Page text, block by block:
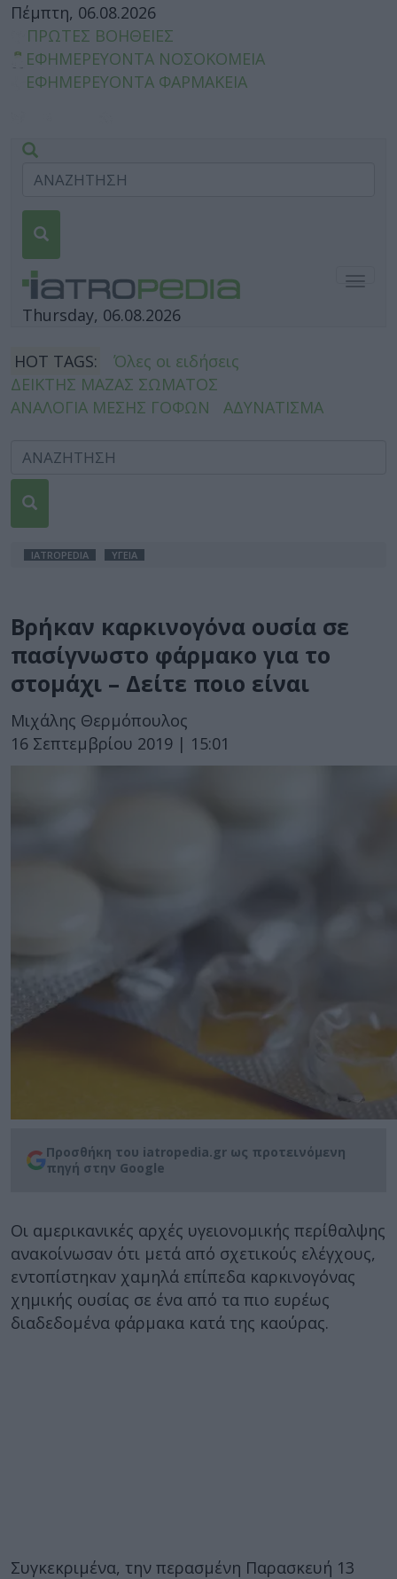
Πέμπτη, 06.08.2026
ΠΡΩΤΕΣ ΒΟΗΘΕΙΕΣ
ΕΦΗΜΕΡΕΥΟΝΤΑ ΝΟΣΟΚΟΜΕΙΑ
ΕΦΗΜΕΡΕΥΟΝΤΑ ΦΑΡΜΑΚΕΙΑ
Thursday, 06.08.2026
HOT TAGS:
Όλες οι ειδήσεις
ΔΕΙΚΤΗΣ ΜΑΖΑΣ ΣΩΜΑΤΟΣ
ΑΝΑΛΟΓΙΑ ΜΕΣΗΣ ΓΟΦΩΝ
ΑΔΥΝΑΤΙΣΜΑ
IATROPEDIA ΥΓΕΙΑ
Βρήκαν καρκινογόνα ουσία σε
πασίγνωστο φάρμακο για το
στομάχι – Δείτε ποιο είναι
Μιχάλης Θερμόπουλος
16 Σεπτεμβρίου 2019 | 15:01
Προσθήκη του iatropedia.gr ως προτεινόμενη
πηγή στην Google
Οι αμερικανικές αρχές υγειονομικής περίθαλψης
ανακοίνωσαν ότι μετά από σχετικούς ελέγχους,
εντοπίστηκαν χαμηλά επίπεδα καρκινογόνας
χημικής ουσίας σε ένα από τα πιο ευρέως
διαδεδομένα φάρμακα κατά της καούρας.
Συγκεκριμένα, την περασμένη Παρασκευή 13